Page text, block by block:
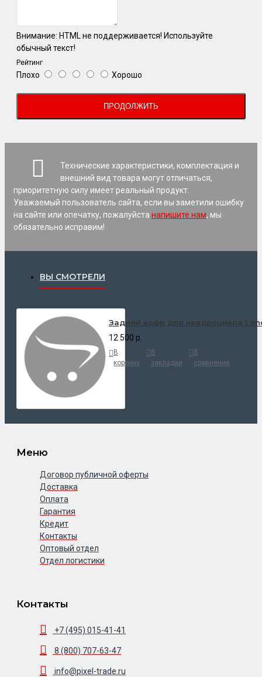
Внимание: HTML не поддерживается! Используйте
обычный текст!
Рейтинг
Плохо Хорошо
ПРОДОЛЖИТЬ
Технические характеристики, комплектация и
внешний вид товара могут отличаться,
приоритетную силу имеет реальный продукт.
Уважаемый пользователь сайта, если вы заметили ошибку
на сайте или опечатку, пожалуйста напишите нам, мы
обязательно исправим!
ВЫ СМОТРЕЛИ
Задний кофр для квадроцикла
12 500 р.
В
корзину
В
закладки
В
сравнение
Меню
Договор публичной оферты
Доставка
Оплата
Гарантия
Кредит
Контакты
Оптовый отдел
Отдел логистики
Контакты
+7 (495) 015-41-41
8 (800) 707-63-47
info@pixel-trade.ru